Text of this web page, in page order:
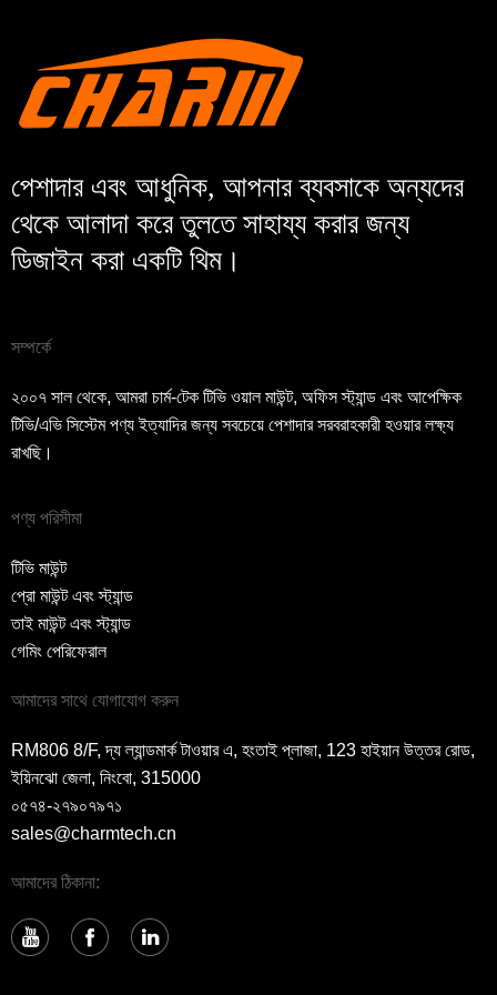
পেশাদার এবং আধুনিক, আপনার ব্যবসাকে অন্যদের
থেকে আলাদা করে তুলতে সাহায্য করার জন্য
ডিজাইন করা একটি থিম।
সম্পর্কে
২০০৭ সাল থেকে, আমরা চার্ম-টেক টিভি ওয়াল মাউন্ট, অফিস স্ট্যান্ড এবং আপেক্ষিক
টিভি/এভি সিস্টেম পণ্য ইত্যাদির জন্য সবচেয়ে পেশাদার সরবরাহকারী হওয়ার লক্ষ্য
রাখছি।
পণ্য পরিসীমা
টিভি মাউন্ট
প্রো মাউন্ট এবং স্ট্যান্ড
তাই মাউন্ট এবং স্ট্যান্ড
গেমিং পেরিফেরাল
আমাদের সাথে যোগাযোগ করুন
RM806 8/F, দ্য ল্যান্ডমার্ক টাওয়ার এ, হংতাই প্লাজা, 123 হাইয়ান উত্তর রোড,
ইয়িনঝো জেলা, নিংবো, 315000
০৫৭৪-২৭৯০৭৯৭১
sales@charmtech.cn
আমাদের ঠিকানা: